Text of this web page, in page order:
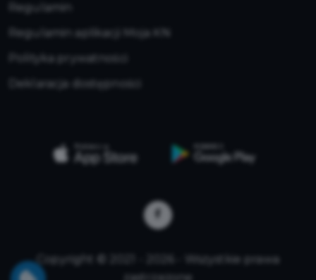
Regulamin
Regulamin aplikacji Moja KN
Polityka prywatności
Deklaracja dostępności
Copyright © 2021 - 2026 - Wszystkie prawa